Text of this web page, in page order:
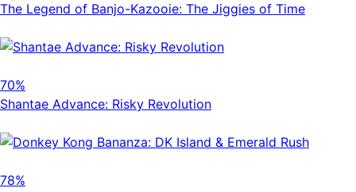
The Legend of Banjo-Kazooie: The Jiggies of Time
70%
Shantae Advance: Risky Revolution
78%